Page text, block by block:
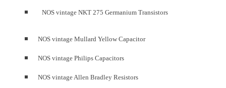
NOS vintage NKT 275 Germanium Transistors
NOS vintage Mullard Yellow Capacitor
NOS vintage Philips Capacitors
NOS vintage Allen Bradley Resistors